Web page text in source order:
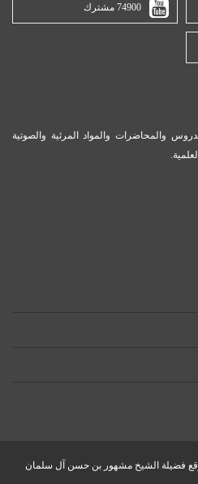
74900 مشترك
والمحاضرات والمواد المرئية والصوتية